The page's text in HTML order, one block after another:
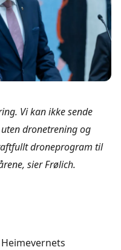
Vi kan ikke sende
dronetrening og
droneprogram til
sier Frølich.